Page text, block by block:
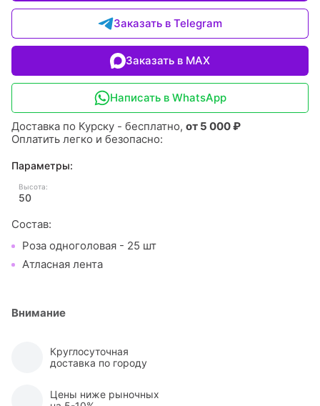
Заказать в Telegram
Заказать в MAX
Написать в WhatsApp
Доставка по Курску - бесплатно, от 5 000 ₽
Оплатить легко и безопасно:
Параметры:
Высота:
50
Состав:
Роза одноголовая - 25 шт
Атласная лента
Внимание
Круглосуточная
доставка по городу
Цены ниже рыночных